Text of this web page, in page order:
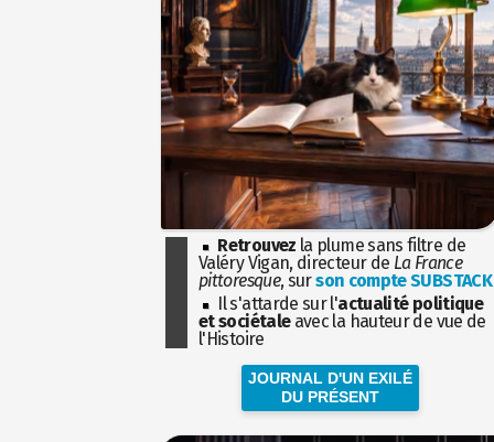
Retrouvez la plume sans filtre de
Valéry Vigan, directeur de La France
pittoresque, surson compte SUBSTACK
Il s'attarde sur l'actualité politique
et sociétaleavec la hauteur de vue de
l'Histoire
JOURNAL D'UN EXILÉ
DU PRÉSENT